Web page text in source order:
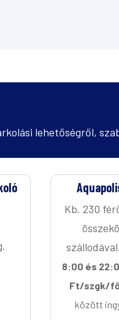
lehetőségről,
Kb. 230
szállodával.
8:00 és
Ft/szgk/
között